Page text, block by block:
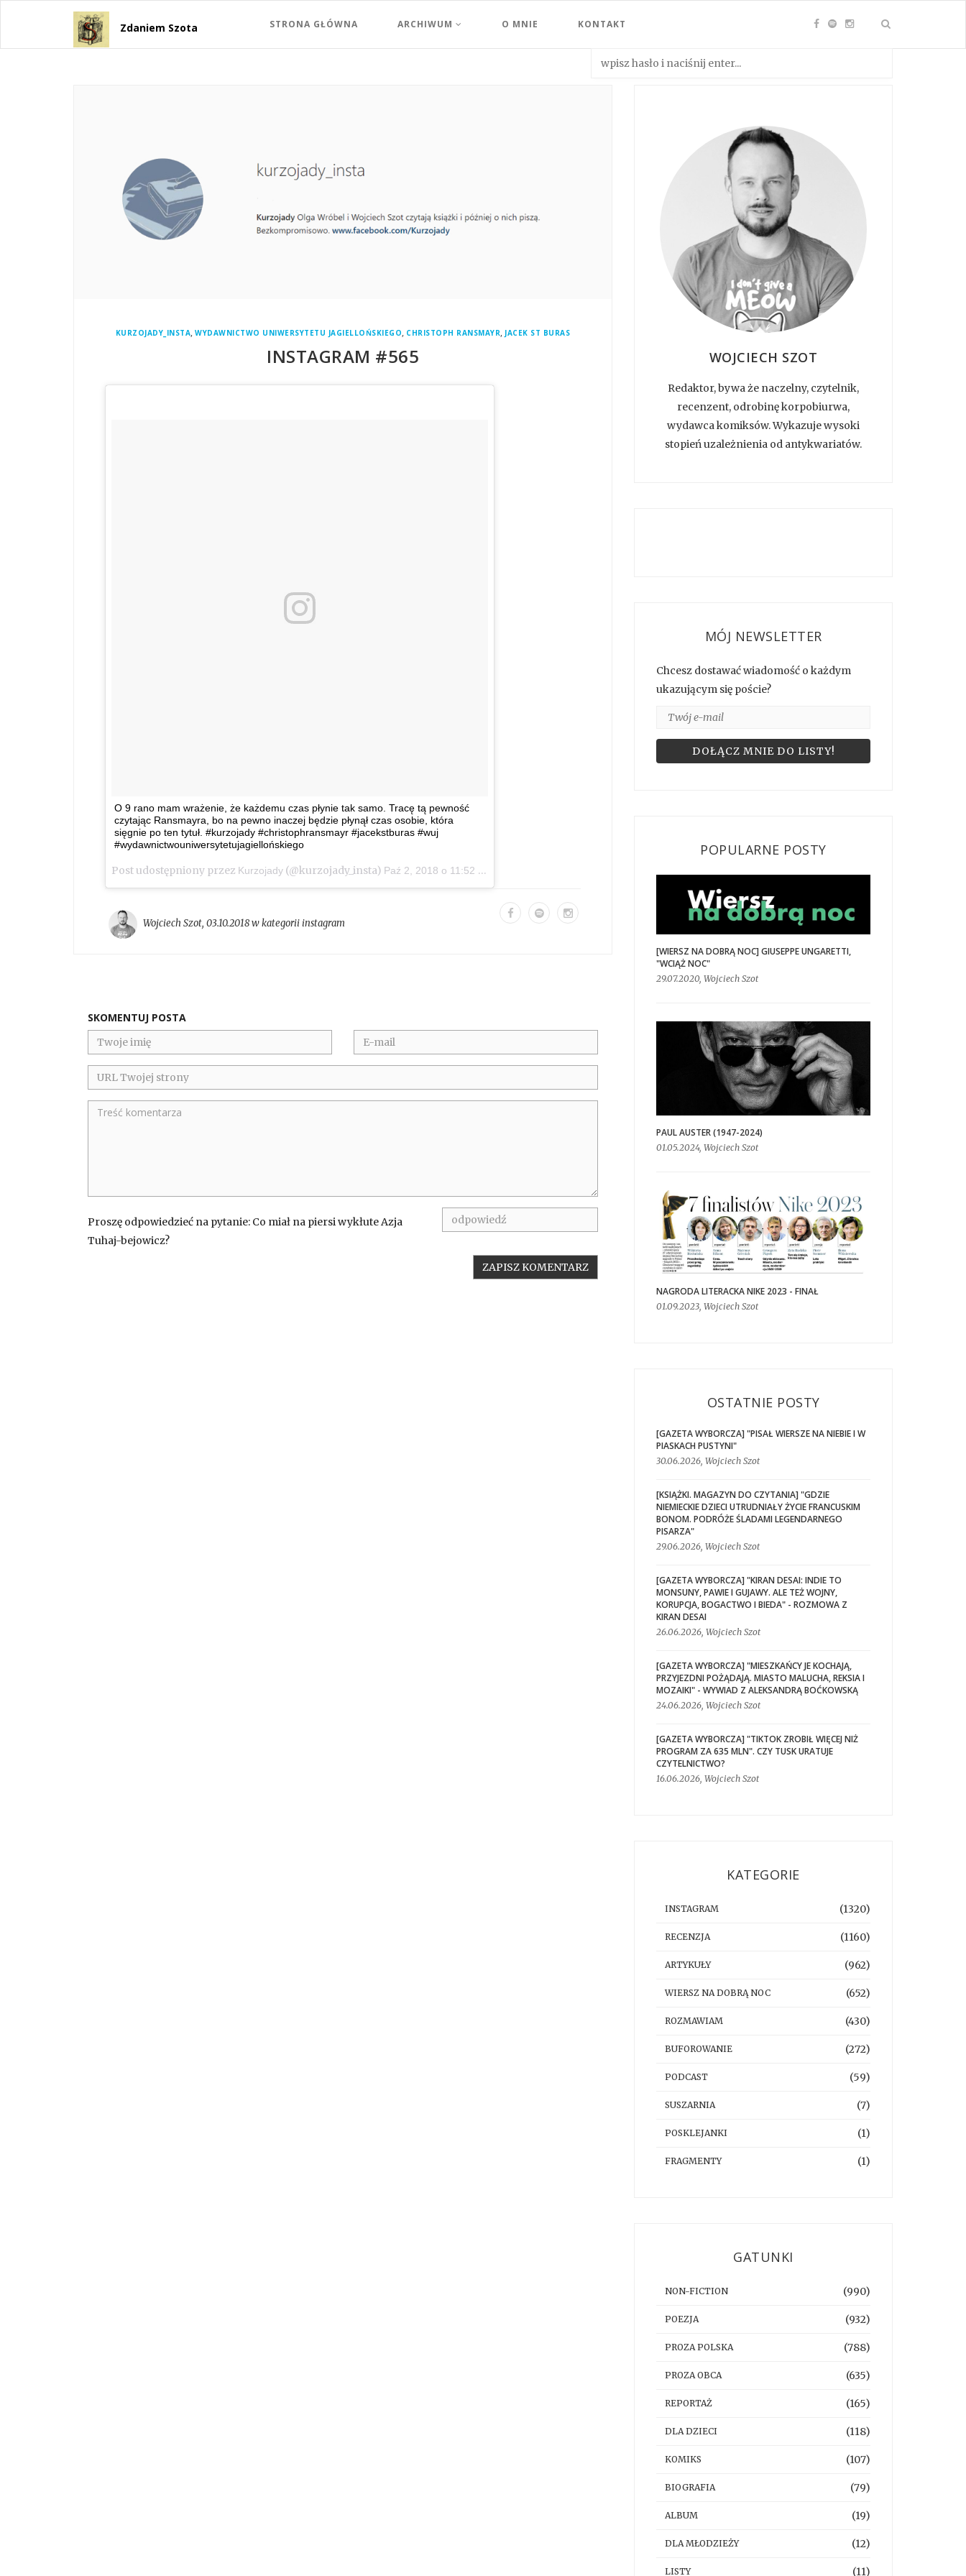
Zdaniem Szota STRONA GŁÓWNA ARCHIWUM O MNIE KONTAKT
KURZOJADY_INSTA,WYDAWNICTWO UNIWERSYTETU JAGIELLOŃSKIEGO, CHRISTOPH RANSMAYR, JACEK ST BURAS
INSTAGRAM #565
O 9 rano mam wrażenie, że każdemu czas płynie tak samo. Tracę tą pewność
czytając Ransmayra, bo na pewno inaczej będzie płynął czas osobie, która
sięgnie po ten tytuł. #kurzojady #christophransmayr #jacekstburas #wuj
#wydawnictwouniwersytetujagiellońskiego
Post udostępniony przez Kurzojady (@kurzojady_insta) Paź 2, 2018 o 11:52 PDT
Wojciech Szot, 03.10.2018 w kategoriiinstagram
SKOMENTUJ POSTA
Proszę odpowiedzieć na pytanie: Co miał na piersi wykłute Azja
Tuhaj-bejowicz?
WOJCIECH SZOT
Redaktor, bywa że naczelny, czytelnik,
recenzent, odrobinę korpobiurwa,
wydawca komiksów. Wykazuje wysoki
stopień uzależnienia od antykwariatów.
MÓJ NEWSLETTER
Chcesz dostawać wiadomość o każdym
ukazującym się poście?
POPULARNE POSTY
[WIERSZ NA DOBRĄ NOC] GIUSEPPE UNGARETTI,
"WCIĄŻ NOC"
29.07.2020, Wojciech Szot
PAUL AUSTER (1947-2024)
01.05.2024, Wojciech Szot
NAGRODA LITERACKA NIKE 2023 - FINAŁ
01.09.2023, Wojciech Szot
OSTATNIE POSTY
[GAZETA WYBORCZA] "PISAŁ WIERSZE NA NIEBIE I W
PIASKACH PUSTYNI"
30.06.2026, Wojciech Szot
[KSIĄŻKI. MAGAZYN DO CZYTANIA] "GDZIE
NIEMIECKIE DZIECI UTRUDNIAŁY ŻYCIE FRANCUSKIM
BONOM. PODRÓŻE ŚLADAMI LEGENDARNEGO
PISARZA"
29.06.2026, Wojciech Szot
[GAZETA WYBORCZA] "KIRAN DESAI: INDIE TO
MONSUNY, PAWIE I GUJAWY. ALE TEŻ WOJNY,
KORUPCJA, BOGACTWO I BIEDA" - ROZMOWA Z
KIRAN DESAI
26.06.2026, Wojciech Szot
[GAZETA WYBORCZA] "MIESZKAŃCY JE KOCHAJĄ,
PRZYJEZDNI POŻĄDAJĄ. MIASTO MALUCHA, REKSIA I
MOZAIKI" - WYWIAD Z ALEKSANDRĄ BOĆKOWSKĄ
24.06.2026, Wojciech Szot
[GAZETA WYBORCZA] "TIKTOK ZROBIŁ WIĘCEJ NIŻ
PROGRAM ZA 635 MLN". CZY TUSK URATUJE
CZYTELNICTWO?
16.06.2026, Wojciech Szot
KATEGORIE
INSTAGRAM (1320)
RECENZJA (1160)
ARTYKUŁY (962)
WIERSZ NA DOBRĄ NOC (652)
ROZMAWIAM (430)
BUFOROWANIE (272)
PODCAST (59)
SUSZARNIA (7)
POSKLEJANKI (1)
FRAGMENTY (1)
GATUNKI
NON-FICTION (990)
POEZJA (932)
PROZA POLSKA (788)
PROZA OBCA (635)
REPORTAŻ (165)
DLA DZIECI (118)
KOMIKS (107)
BIOGRAFIA (79)
ALBUM (19)
DLA MŁODZIEŻY (12)
LISTY (11)